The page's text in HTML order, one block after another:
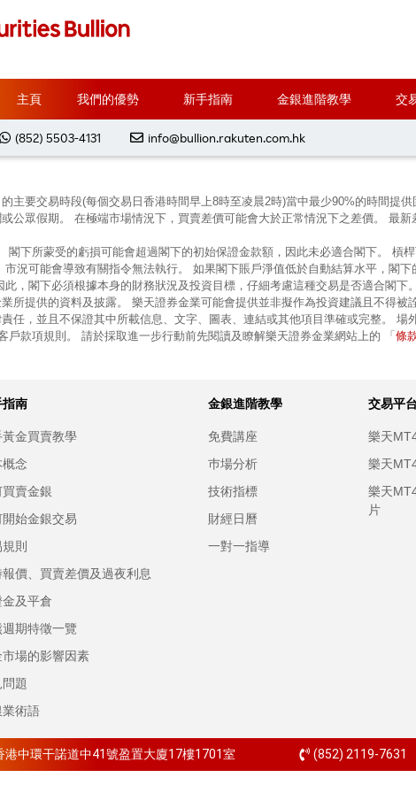
主頁 我們的優勢 新手指南 金銀進階教學 交
(852) 5503-4131 info@bullion.rakuten.com.hk
TC
券香港表格，本人/吾等確認: 本人/吾等已閱讀，明白並同意本推
主要交易時段(每個交易日香港時間早上8時至凌晨2時)當中最少90%的時間
公眾假期。 在極端市場情況下，買賣差價可能會大於正常情況下之差價。 最新
閣下所蒙受的虧損可能會超過閣下的初始保證金款額，因此未必適合閣下。
市況可能會導致有關指令無法執行。 如果閣下賬戶淨值低於自動結算水平，閣
，閣下必須根據本身的財務狀況及投資目標，仔細考慮這種交易是否適合閣
所提供的資料及披露。 樂天證券金業可能會提供並非擬作為投資建議且不得
任，並且不保證其中所載信息、文字、圖表、連結或其他項目準確或完整。
戶款項規則。 請於採取進一步行動前先閱讀及瞭解樂天證券金業網站上的 「 條
指南
黃金買賣教學
念
賣金銀
始金銀交易
則
報價、買賣差價及過夜利息
及平倉
期特徵一覽
市場的影響因素
題
業術語
金銀進階教學
免費講座
巿場分析
技術指標
財經日曆
一對一指導
交易平台
樂天
樂天
樂天
片
港中環干諾道中41號盈置大廈17樓1701室 (852) 2119-7631